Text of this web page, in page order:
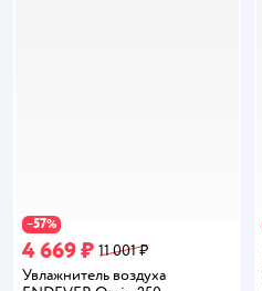
−57%
4 669 ₽ 11 001 ₽
Увлажнитель воздуха